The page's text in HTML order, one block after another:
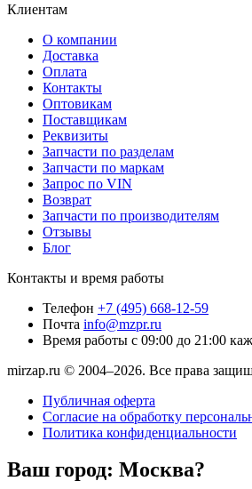
Клиентам
О компании
Доставка
Оплата
Контакты
Оптовикам
Поставщикам
Реквизиты
Запчасти по разделам
Запчасти по маркам
Запрос по VIN
Возврат
Запчасти по производителям
Отзывы
Блог
Контакты и время работы
Телефон +7 (495) 668-12-59
Почта info@mzpr.ru
Время работы с 09:00 до 21:00
mirzap.ru © 2004–2026. Все права
Публичная оферта
Согласие на обработку
Политика конфиденциальности
Ваш город: Москва?